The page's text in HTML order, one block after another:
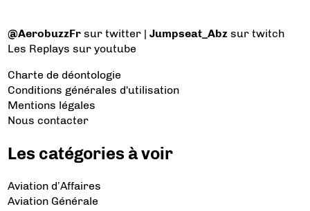
@AerobuzzFr sur twitter |Jumpseat_Abz sur twitch
Les Replays sur youtube
Charte de déontologie
Conditions générales d'utilisation
Mentions légales
Nous contacter
Les catégories à voir
Aviation d’Affaires
Aviation Générale